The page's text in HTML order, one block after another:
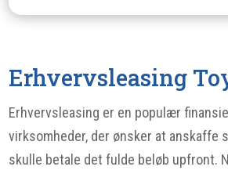
Erhvervsleasing
Erhvervsleasing er en populær
virksomheder, der ønsker at anskaffe
skulle betale det fulde beløb upfront.